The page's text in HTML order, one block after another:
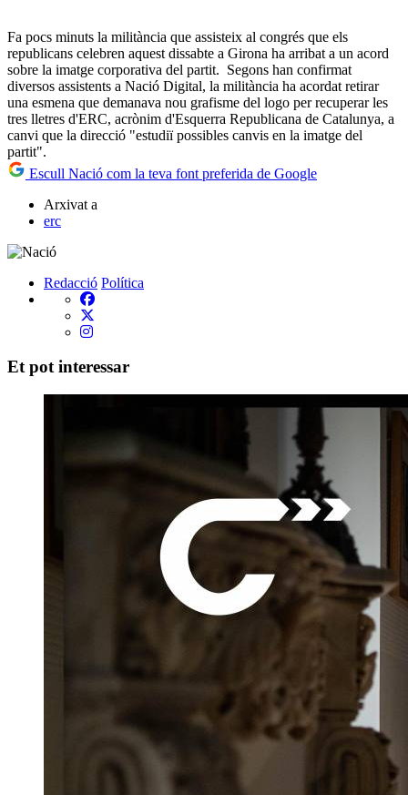
Fa pocs minuts la militància que assisteix al congrés que els
republicans celebren aquest dissabte a Girona ha arribat a un acord
sobre la imatge corporativa del partit. Segons han confirmat
diversos assistents a Nació Digital, la militància ha acordat retirar
una esmena que demanava nou grafisme del logo per recuperar les
tres lletres d'ERC, acrònim d'Esquerra Republicana de Catalunya, a
canvi que la direcció "estudiï possibles canvis en la imatge del
partit".
Escull Nació com la teva font preferida de Google
Arxivat a
erc
Redacció Política
Et pot interessar